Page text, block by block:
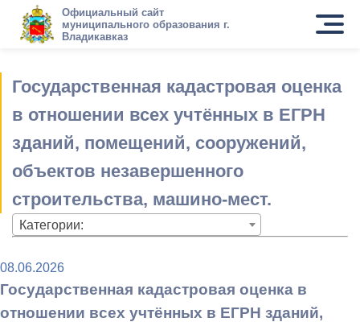
Официальный сайт
муниципального образования г.
Владикавказ
Государственная кадастровая оценка
в отношении всех учтённых в ЕГРН
зданий, помещений, сооружений,
объектов незавершенного
строительства, машино-мест.
Категории:
08.06.2026
Государственная кадастровая оценка в
отношении всех учтённых в ЕГРН зданий,